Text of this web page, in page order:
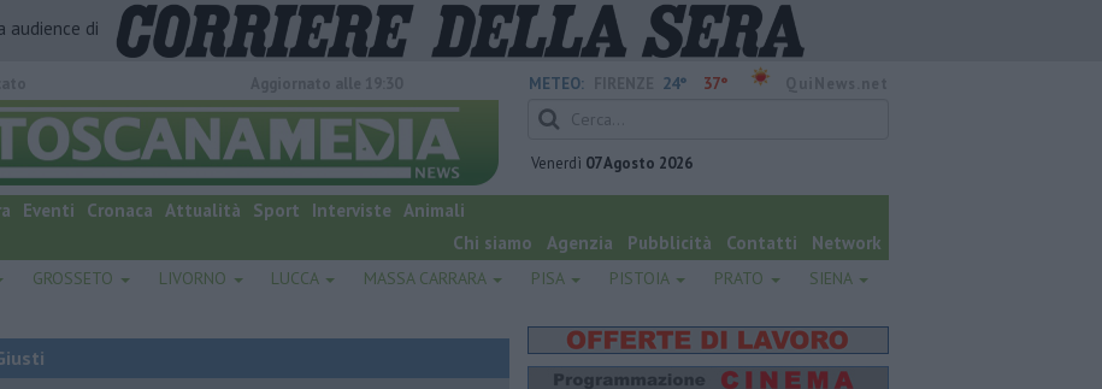
audience di
METEO: 24° 37°
Venerdì 07 Agosto 2026
Eventi Cronaca Attualità Sport Interviste Animali
Chi siamo
Agenzia Pubblicità Contatti Network
GROSSETO LIVORNO LUCCA MASSA CARRARA PISA PISTOIA PRATO SIENA